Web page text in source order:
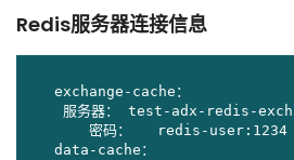
Redis服务器连接信息
exchange-cache：
data-cache：